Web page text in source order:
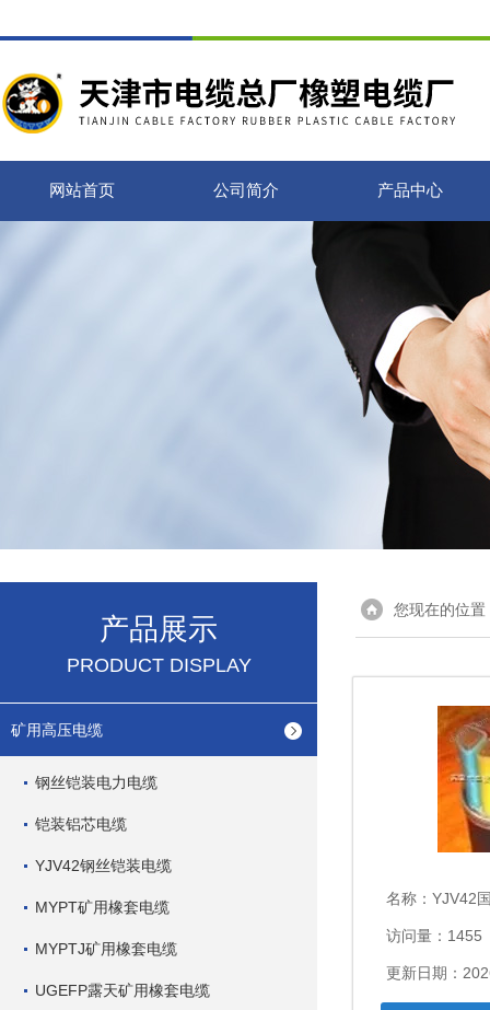
网站首页 公司简介 产品中心
产品展示
PRODUCT DISPLAY
矿用高压电缆
钢丝铠装电力电缆
铠装铝芯电缆
YJV42钢丝铠装电缆
MYPT矿用橡套电缆
MYPTJ矿用橡套电缆
UGEFP露天矿用橡套电缆
您现在的位置
名称： YJV42国标
访问量：1455
更新日期：